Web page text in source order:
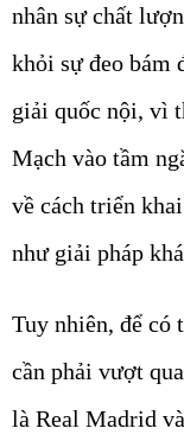
nhân sự chất
khỏi sự đeo bám
giải quốc nội, vì
Mạch vào tầm
về cách triển
như giải pháp
Tuy nhiên, để có
cần phải vượt
là Real Madrid